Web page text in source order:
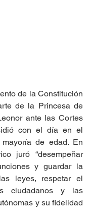
de la Constitución
de la Princesa de
ante las Cortes
con el día en el
de edad. En
juró “desempeñar
y guardar la
leyes, respetar el
ciudadanos y las
y su fidelidad